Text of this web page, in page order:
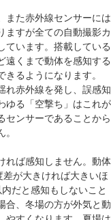
また赤外線センサーには
ますが全ての自動撮影カ
ています。搭載している
遠くまで動体を感知する
るようになります。
れ赤外線を発し、誤感知
ゆる「空撃ち」はこれが
センサーであることから
れば感知しません。動体
が大きければ大きいほ
だと感知もしないこと
合、冬場の方が外気と動